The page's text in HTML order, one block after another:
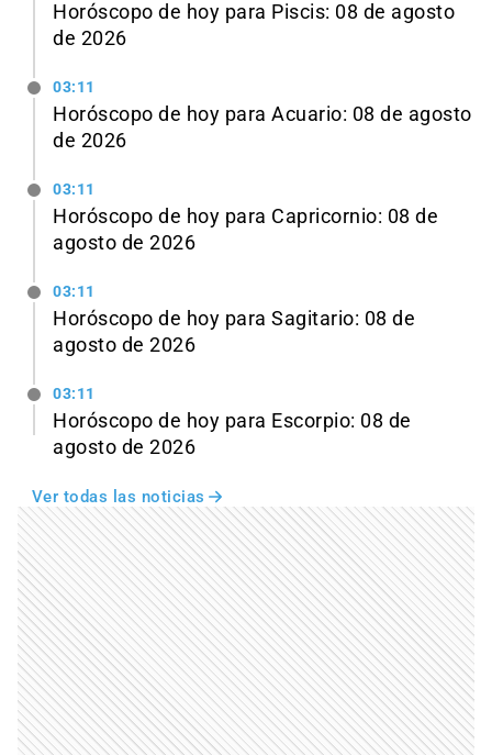
Horóscopo de hoy para Piscis: 08 de agosto
de 2026
03:11
Horóscopo de hoy para Acuario: 08 de agosto
de 2026
03:11
Horóscopo de hoy para Capricornio: 08 de
agosto de 2026
03:11
Horóscopo de hoy para Sagitario: 08 de
agosto de 2026
03:11
Horóscopo de hoy para Escorpio: 08 de
agosto de 2026
Ver todas las noticias